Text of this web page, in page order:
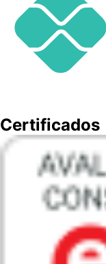
Certificados